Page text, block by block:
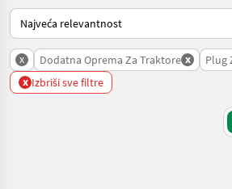
Tako se sortira na Landwirt.com
x Dodatna Oprema Za Traktore x Plug
x Izbriši sve filtre